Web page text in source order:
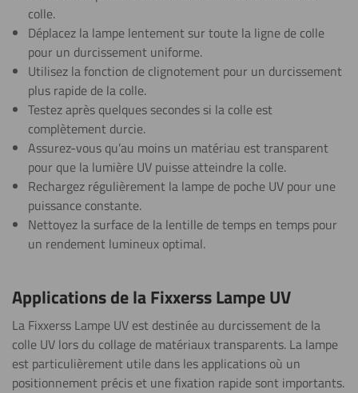
colle.
Déplacez la lampe lentement sur toute la ligne de colle
pour un durcissement uniforme.
Utilisez la fonction de clignotement pour un durcissement
plus rapide de la colle.
Testez après quelques secondes si la colle est
complètement durcie.
Assurez-vous qu’au moins un matériau est transparent
pour que la lumière UV puisse atteindre la colle.
Rechargez régulièrement la lampe de poche UV pour une
puissance constante.
Nettoyez la surface de la lentille de temps en temps pour
un rendement lumineux optimal.
Applications de la Fixxerss Lampe UV
La Fixxerss Lampe UV est destinée au durcissement de la
colle UV lors du collage de matériaux transparents. La lampe
est particulièrement utile dans les applications où un
positionnement précis et une fixation rapide sont importants.